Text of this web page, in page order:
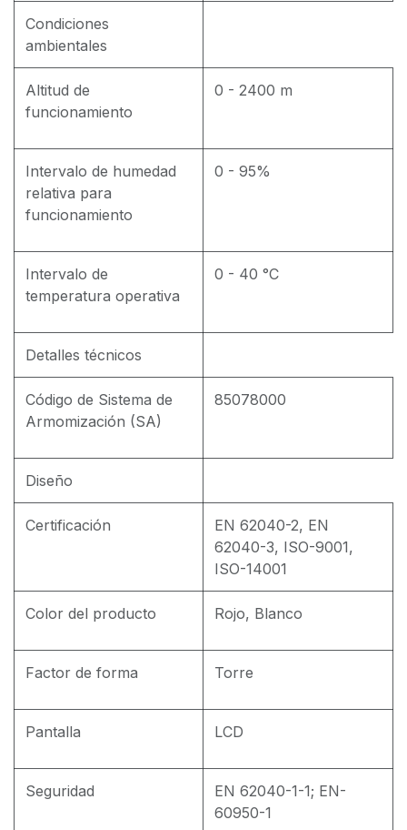
Condiciones
ambientales
Altitud de
funcionamiento
0 - 2400 m
Intervalo de humedad
relativa para
funcionamiento
0 - 95%
Intervalo de
temperatura operativa
0 - 40 °C
Detalles técnicos
Código de Sistema de
Armomización (SA)
85078000
Diseño
Certificación
EN 62040-2, EN
62040-3, ISO-9001,
ISO-14001
Color del producto Rojo, Blanco
Factor de forma Torre
Pantalla LCD
Seguridad
EN 62040-1-1; EN-
60950-1